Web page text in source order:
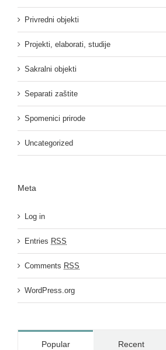
Privredni objekti
Projekti, elaborati, studije
Sakralni objekti
Separati zaštite
Spomenici prirode
Uncategorized
Meta
Log in
Entries RSS
Comments RSS
WordPress.org
Popular Recent